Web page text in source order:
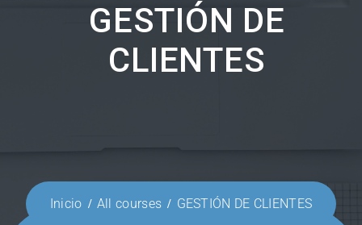
GESTIÓN DE
CLIENTES
Inicio All courses GESTIÓN DE CLIENTES